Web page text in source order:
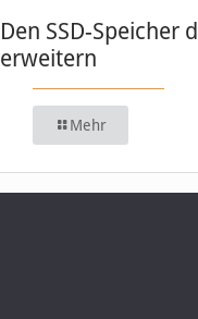
Den SSD-Speicher
erweitern
Mehr